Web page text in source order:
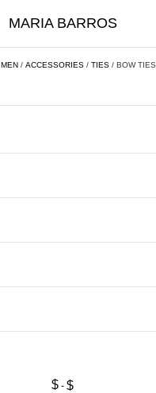
MARIA BARROS
MEN / ACCESSORIES / TIES / BOW TIES
$ $